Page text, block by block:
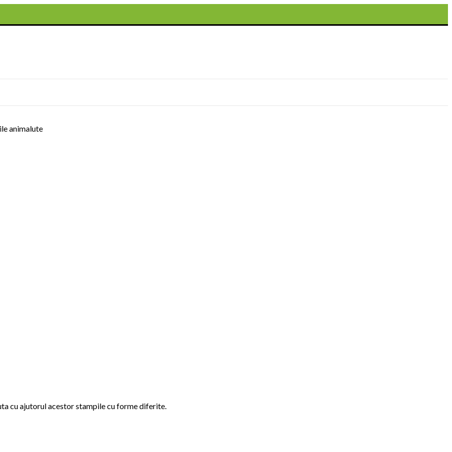
animalute
cu ajutorul acestor stampile cu forme diferite.